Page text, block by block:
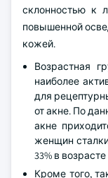
склонностью к
повышенной
кожей.
Возрастная
наиболее
для
от акне. По
акне
женщин
33% в
Кроме того,